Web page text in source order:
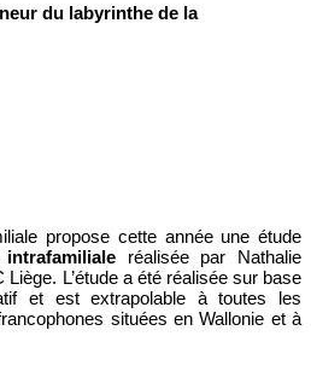
du labyrinthe de la
propose cette année une étude
intrafamiliale réalisée par Nathalie
L’étude a été réalisée sur base
et est extrapolable à toutes les
situées en Wallonie et à